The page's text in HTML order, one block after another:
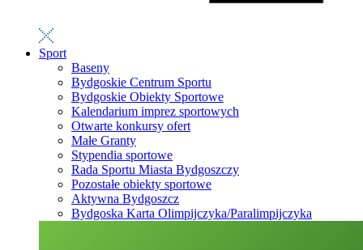
Sport
Baseny
Bydgoskie Centrum Sportu
Bydgoskie Obiekty Sportowe
Kalendarium imprez sportowych
Otwarte konkursy ofert
Małe Granty
Stypendia sportowe
Rada Sportu Miasta Bydgoszczy
Pozostałe obiekty sportowe
Aktywna Bydgoszcz
Bydgoska Karta Olimpijczyka/Paralimpijczyka